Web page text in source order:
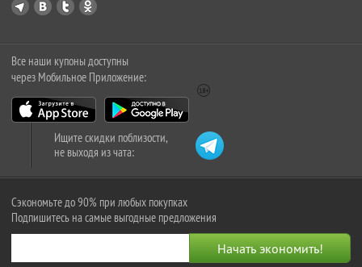
Все наши купоны доступны
через Мобильное Приложение:
Ищите скидки поблизости,
не выходя из чата:
Сэкономьте до 90% при любых покупках
Подпишитесь на самые выгодные предложения